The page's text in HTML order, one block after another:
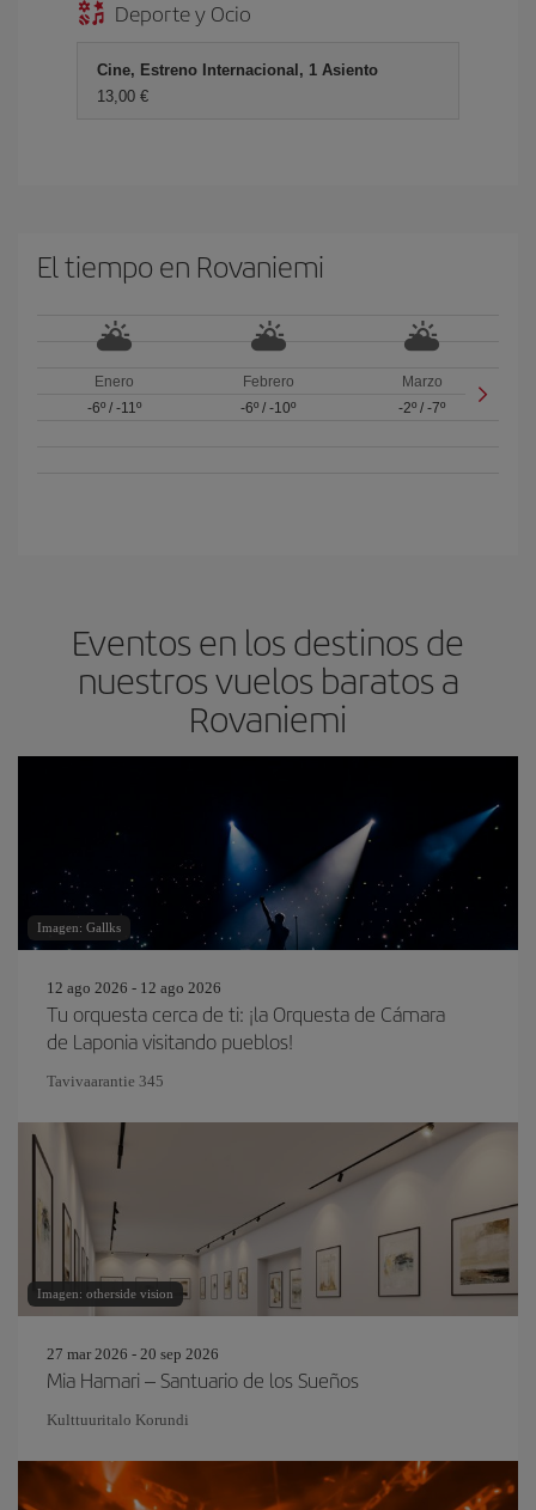
Deporte y Ocio
Cine, Estreno Internacional, 1 Asiento
13,00 €
El tiempo en Rovaniemi
Enero
-6º/ -11º
Febrero
-6º / -10º
Marzo
-2º /-7º
Eventos en los destinos de
nuestros vuelos baratos a
Rovaniemi
Imagen: Gallks
12 ago 2026 - 12 ago 2026
Tu orquesta cerca de ti: ¡la Orquesta de Cámara
de Laponia visitando pueblos!
Tavivaarantie 345
Imagen: otherside vision
27 mar 2026 - 20 sep 2026
Mia Hamari – Santuario de los Sueños
Kulttuuritalo Korundi